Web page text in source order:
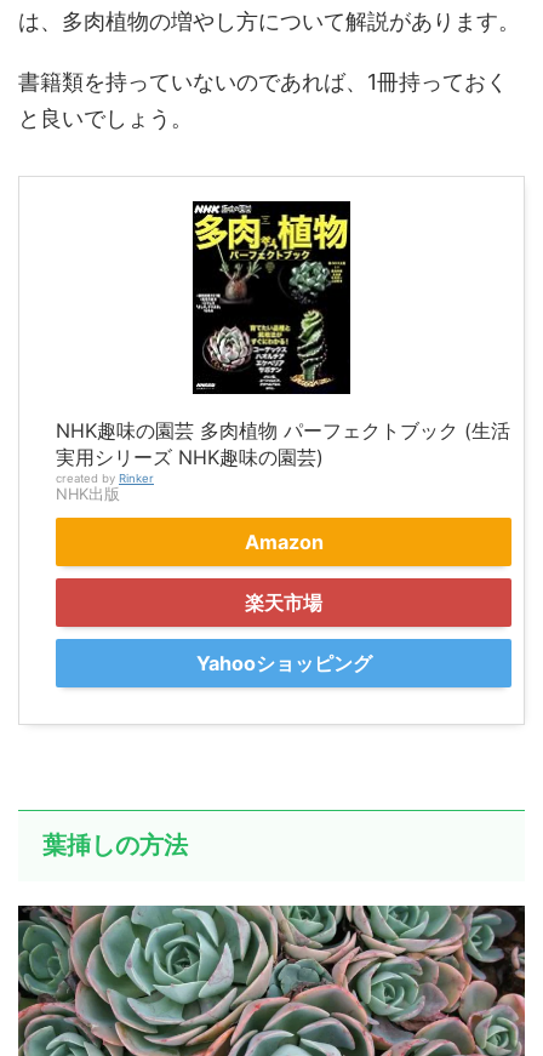
は、多肉植物の増やし方について解説があります。
書籍類を持っていないのであれば、1冊持っておく
と良いでしょう。
NHK趣味の園芸 多肉植物 パーフェクトブック (生活
実用シリーズ NHK趣味の園芸)
created by Rinker
NHK出版
Amazon
楽天市場
Yahooショッピング
葉挿しの方法